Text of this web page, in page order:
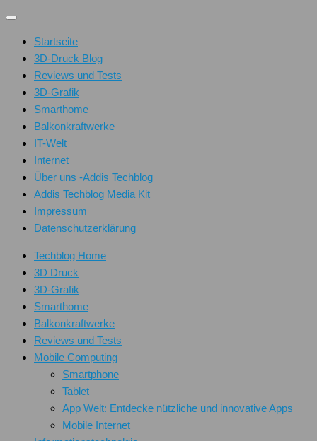
Unter
Inhalt
Startseite
3D-Druck Blog
Reviews und Tests
3D-Grafik
Smarthome
Balkonkraftwerke
IT-Welt
Internet
Über uns -Addis Techblog
Addis Techblog Media Kit
Impressum
Datenschutzerklärung
Techblog Home
3D Druck
3D-Grafik
Smarthome
Balkonkraftwerke
Reviews und Tests
Mobile Computing
Smartphone
Tablet
App Welt: Entdecke nützliche und innovative Apps
Mobile Internet